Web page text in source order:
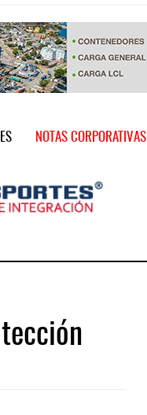
NOTAS CORPORATIVAS